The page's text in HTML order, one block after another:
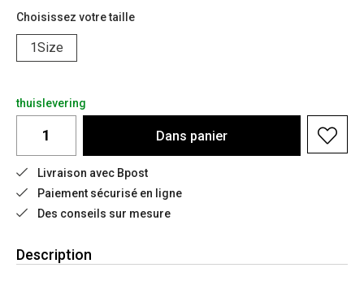
Choisissez votre taille
1Size
thuislevering
Dans panier
Livraison avec Bpost
Paiement sécurisé en ligne
Des conseils sur mesure
Description